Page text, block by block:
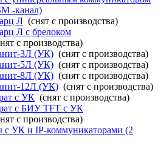
-канал)
Л (снят с производства)
Л с брелоком
с производства)
3Л (УК) (снят с производства)
5Л (УК) (снят с производства)
8Л (УК) (снят с производства)
12Л (УК) (снят с производства)
с УК (снят с производства)
с БИУ TFT с УК
с производства)
с УК и IP-коммуникаторами (2